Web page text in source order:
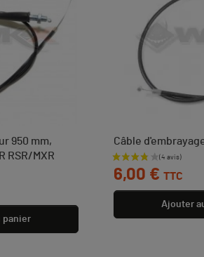
950 mm,
RSR/MXR
panier
Câble
Prix
6,00 € TTC
Ajouter